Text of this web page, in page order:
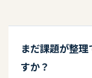
まだ課題が整
すか？